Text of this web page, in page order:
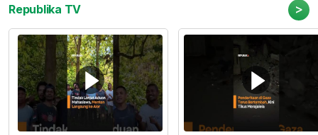
Republika TV >